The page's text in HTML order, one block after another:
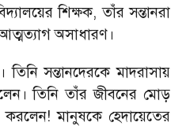
শিক্ষক,তাঁর সন্তানরা
অসাধারণ।
সন্তানদেরকে মাদরাসায়
তিনি তাঁর জীবনের মোড়
মানুষকে হেদায়েতের